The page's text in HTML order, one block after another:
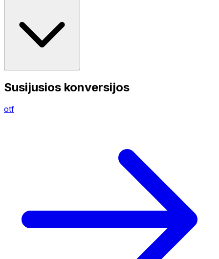
Susijusios konversijos
otf